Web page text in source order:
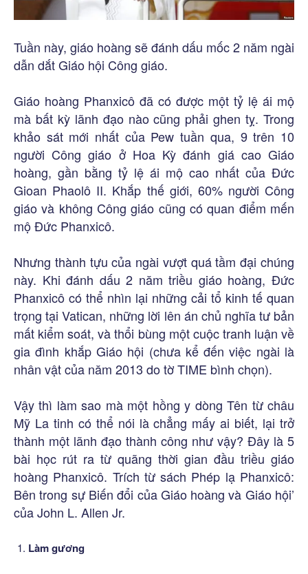
Tuần này, giáo hoàng sẽ đánh dấu mốc 2 năm ngài
dẫn dắt Giáo hội Công giáo.
Giáo hoàng Phanxicô đã có được một tỷ lệ ái mộ
mà bất kỳ lãnh đạo nào cũng phải ghen tỵ. Trong
khảo sát mới nhất của Pew tuần qua, 9 trên 10
người Công giáo ở Hoa Kỳ đánh giá cao Giáo
hoàng, gần bằng tỷ lệ ái mộ cao nhất của Đức
Gioan Phaolô II. Khắp thế giới, 60% người Công
giáo và không Công giáo cũng có quan điểm mến
mộ Đức Phanxicô.
Nhưng thành tựu của ngài vượt quá tầm đại chúng
này. Khi đánh dấu 2 năm triều giáo hoàng, Đức
Phanxicô có thể nhìn lại những cải tổ kinh tế quan
trọng tại Vatican, những lời lên án chủ nghĩa tư bản
mất kiểm soát, và thổi bùng một cuộc tranh luận về
gia đình khắp Giáo hội (chưa kể đến việc ngài là
nhân vật của năm 2013 do tờ TIME bình chọn).
Vậy thì làm sao mà một hồng y dòng Tên từ châu
Mỹ La tinh có thể nói là chẳng mấy ai biết, lại trở
thành một lãnh đạo thành công như vậy? Đây là 5
bài học rút ra từ quãng thời gian đầu triều giáo
hoàng Phanxicô. Trích từ sách Phép lạ Phanxicô:
Bên trong sự Biến đổi của Giáo hoàng và Giáo hội’
của John L. Allen Jr.
Làm gương